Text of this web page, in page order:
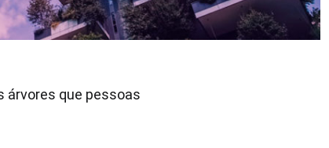
árvores que pessoas